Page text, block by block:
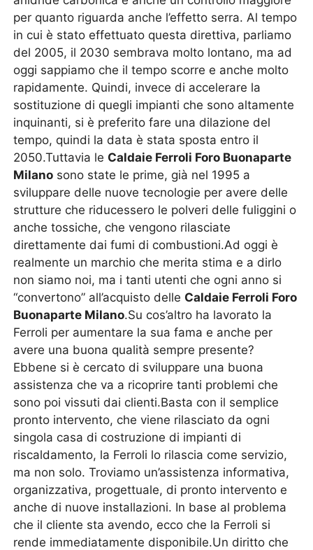
per quanto riguarda anche l’effetto serra. Al tempo
in cui è stato effettuato questa direttiva, parliamo
del 2005, il 2030 sembrava molto lontano, ma ad
oggi sappiamo che il tempo scorre e anche molto
rapidamente. Quindi, invece di accelerare la
sostituzione di quegli impianti che sono altamente
inquinanti, si è preferito fare una dilazione del
tempo, quindi la data è stata sposta entro il
2050.Tuttavia le Caldaie Ferroli Foro Buonaparte
Milano sono state le prime, già nel 1995 a
sviluppare delle nuove tecnologie per avere delle
strutture che riducessero le polveri delle fuliggini o
anche tossiche, che vengono rilasciate
direttamente dai fumi di combustioni.Ad oggi è
realmente un marchio che merita stima e a dirlo
non siamo noi, ma i tanti utenti che ogni anno si
“convertono” all’acquisto delle Caldaie Ferroli Foro
Buonaparte Milano.Su cos’altro ha lavorato la
Ferroli per aumentare la sua fama e anche per
avere una buona qualità sempre presente?
Ebbene si è cercato di sviluppare una buona
assistenza che va a ricoprire tanti problemi che
sono poi vissuti dai clienti.Basta con il semplice
pronto intervento, che viene rilasciato da ogni
singola casa di costruzione di impianti di
riscaldamento, la Ferroli lo rilascia come servizio,
ma non solo. Troviamo un’assistenza informativa,
organizzativa, progettuale, di pronto intervento e
anche di nuove installazioni. In base al problema
che il cliente sta avendo, ecco che la Ferroli si
rende immediatamente disponibile.Un diritto che